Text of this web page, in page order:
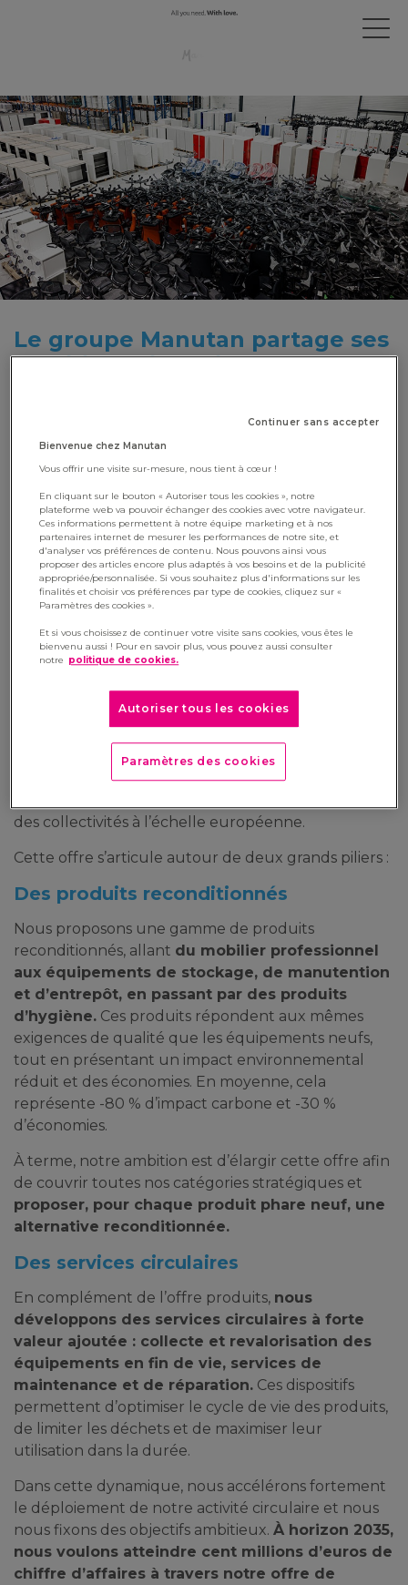
Le groupe Manutan partage ses
ambitions circulaires pour 2035
Le groupe Manutan veut contribuer à un modèle
transformation. Cela passe par le développement
de solutions concrètes qui allient performance,
durabilité et éthique, répondant aux exigences
des entreprises et des collectivités. Aujourd’hui,
nous accélérons, structurons et déployons cette
démarche déjà bien engagée, avec une vision
claire pour les dix prochaines années.
Notre ambition circulaire à
horizon 2035
structurant de notre stratégie de développement à
moyen terme. Aujourd’hui, nous proposons une
des collectivités à l’échelle européenne.
Cette offre s’articule autour de deux grands piliers :
Des produits reconditionnés
Nous proposons une gamme de produits
reconditionnés, allant du mobilier professionnel
aux équipements de stockage, de manutention
et d’entrepôt, en passant par des produits
d’hygiène. Ces produits répondent aux mêmes
exigences de qualité que les équipements neufs,
tout en présentant un impact environnemental
réduit et des économies. En moyenne, cela
représente -80 % d’impact carbone et -30 %
d’économies.
À terme, notre ambition est d’élargir cette offre afin
de couvrir toutes nos catégories stratégiques et
proposer, pour chaque produit phare neuf, une
alternative reconditionnée.
Des services circulaires
En complément de l’offre produits, nous
développons des services circulaires à forte
valeur ajoutée : collecte et revalorisation des
équipements en fin de vie, services de
maintenance et de réparation. Ces dispositifs
permettent d’optimiser le cycle de vie des produits,
de limiter les déchets et de maximiser leur
utilisation dans la durée.
Dans cette dynamique, nous accélérons fortement
le déploiement de notre activité circulaire et nous
nous fixons des objectifs ambitieux. À horizon 2035,
nous voulons atteindre cent millions d’euros de
chiffre d’affaires à travers notre offre de
Continuer sans accepter
Bienvenue chez Manutan
Vous offrir une visite sur-mesure, nous tient à cœur !
En cliquant sur le bouton « Autoriser tous les cookies », notre
plateforme web va pouvoir échanger des cookies avec votre navigateur.
Ces informations permettent à notre équipe marketing et à nos
partenaires internet de mesurer les performances de notre site, et
d'analyser vos préférences de contenu. Nous pouvons ainsi vous
proposer des articles encore plus adaptés à vos besoins et de la publicité
appropriée/personnalisée. Si vous souhaitez plus d'informations sur les
finalités et choisir vos préférences par type de cookies, cliquez sur «
Paramètres des cookies ».
Et si vous choisissez de continuer votre visite sans cookies, vous êtes le
bienvenu aussi ! Pour en savoir plus, vous pouvez aussi consulter
notre politique de cookies.
Autoriser tous les cookies
Paramètres des cookies